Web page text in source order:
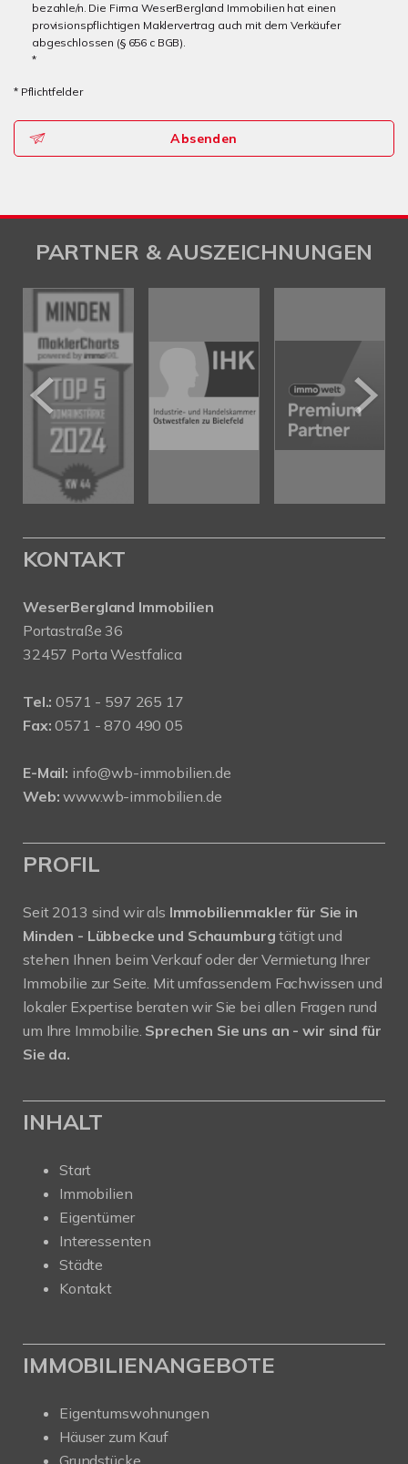
bezahle/n. Die Firma WeserBergland Immobilien hat einen
provisionspflichtigen Maklervertrag auch mit dem Verkäufer
abgeschlossen (§ 656 c BGB).
*
* Pflichtfelder
Absenden
PARTNER & AUSZEICHNUNGEN
KONTAKT
WeserBergland Immobilien
Portastraße 36
32457 Porta Westfalica
Tel.: 0571 - 597 265 17
Fax: 0571 - 870 490 05
E-Mail: info@wb-immobilien.de
Web: www.wb-immobilien.de
PROFIL
Seit 2013 sind wir als Immobilienmakler für Sie in
Minden - Lübbecke und Schaumburgtätigt und
stehen Ihnen beim Verkauf oder der Vermietung Ihrer
Immobilie zur Seite. Mit umfassendem Fachwissen und
lokaler Expertise beraten wir Sie bei allen Fragen rund
um Ihre Immobilie. Sprechen Sie uns an - wir sind für
Sie da.
INHALT
Start
Immobilien
Eigentümer
Interessenten
Städte
Kontakt
IMMOBILIENANGEBOTE
Eigentumswohnungen
Häuser zum Kauf
Grundstücke